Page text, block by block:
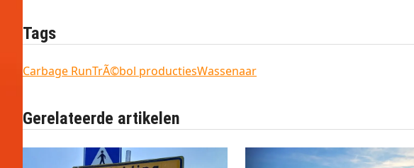
Tags
Carbage RunTrÃ©bol productiesWassenaar
Gerelateerde artikelen